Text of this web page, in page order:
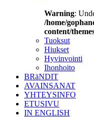
Warning:
/home/
content/
Tuoksut
Hiukset
Hyvinvointi
Ihonhoito
BRäNDIT
AVAINSANAT
YHTEYSINFO
ETUSIVU
IN ENGLISH